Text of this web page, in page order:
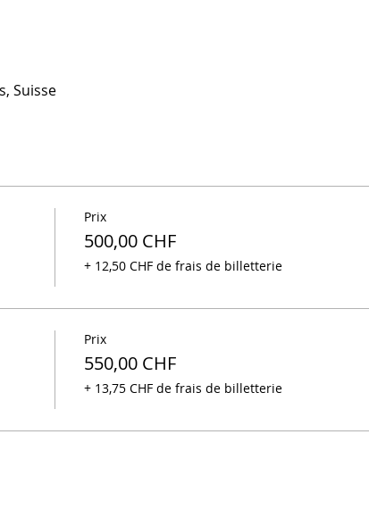
Suisse
Prix
500,00 CHF
+ 12,50 CHF de frais de billetterie
Prix
550,00 CHF
+ 13,75 CHF de frais de billetterie